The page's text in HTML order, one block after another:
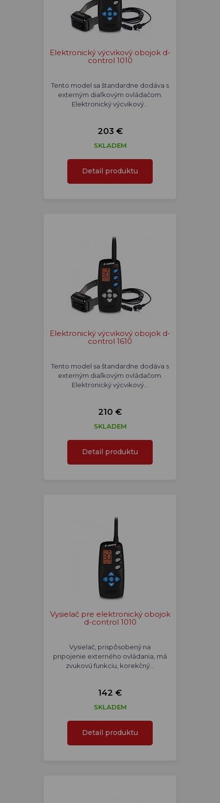
Elektronický výcvikový obojok d-
control 1010
Tento model sa štandardne dodáva s
externým diaľkovým ovládačom.
Elektronický výcvikový…
203 €
SKLADEM
Detail produktu
Elektronický výcvikový obojok d-
control 1610
Tento model sa štandardne dodáva s
externým diaľkovým ovládačom.
Elektronický výcvikový…
210 €
SKLADEM
Detail produktu
Vysielač pre elektronický obojok
d-control 1010
Vysielač, prispôsobený na
pripojenie externého ovládania, má
zvukovú funkciu, korekčný…
142 €
SKLADEM
Detail produktu